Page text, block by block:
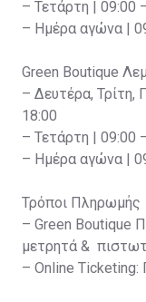
– Τετάρτη | 09:00
– Ημέρα αγώνα |
Green Boutique
– Δευτέρα, Τρίτη,
18:00
– Τετάρτη | 09:00
– Ημέρα αγώνα |
Τρόποι Πληρωμής
– Green Boutique
μετρητά &
– Online Ticketing: